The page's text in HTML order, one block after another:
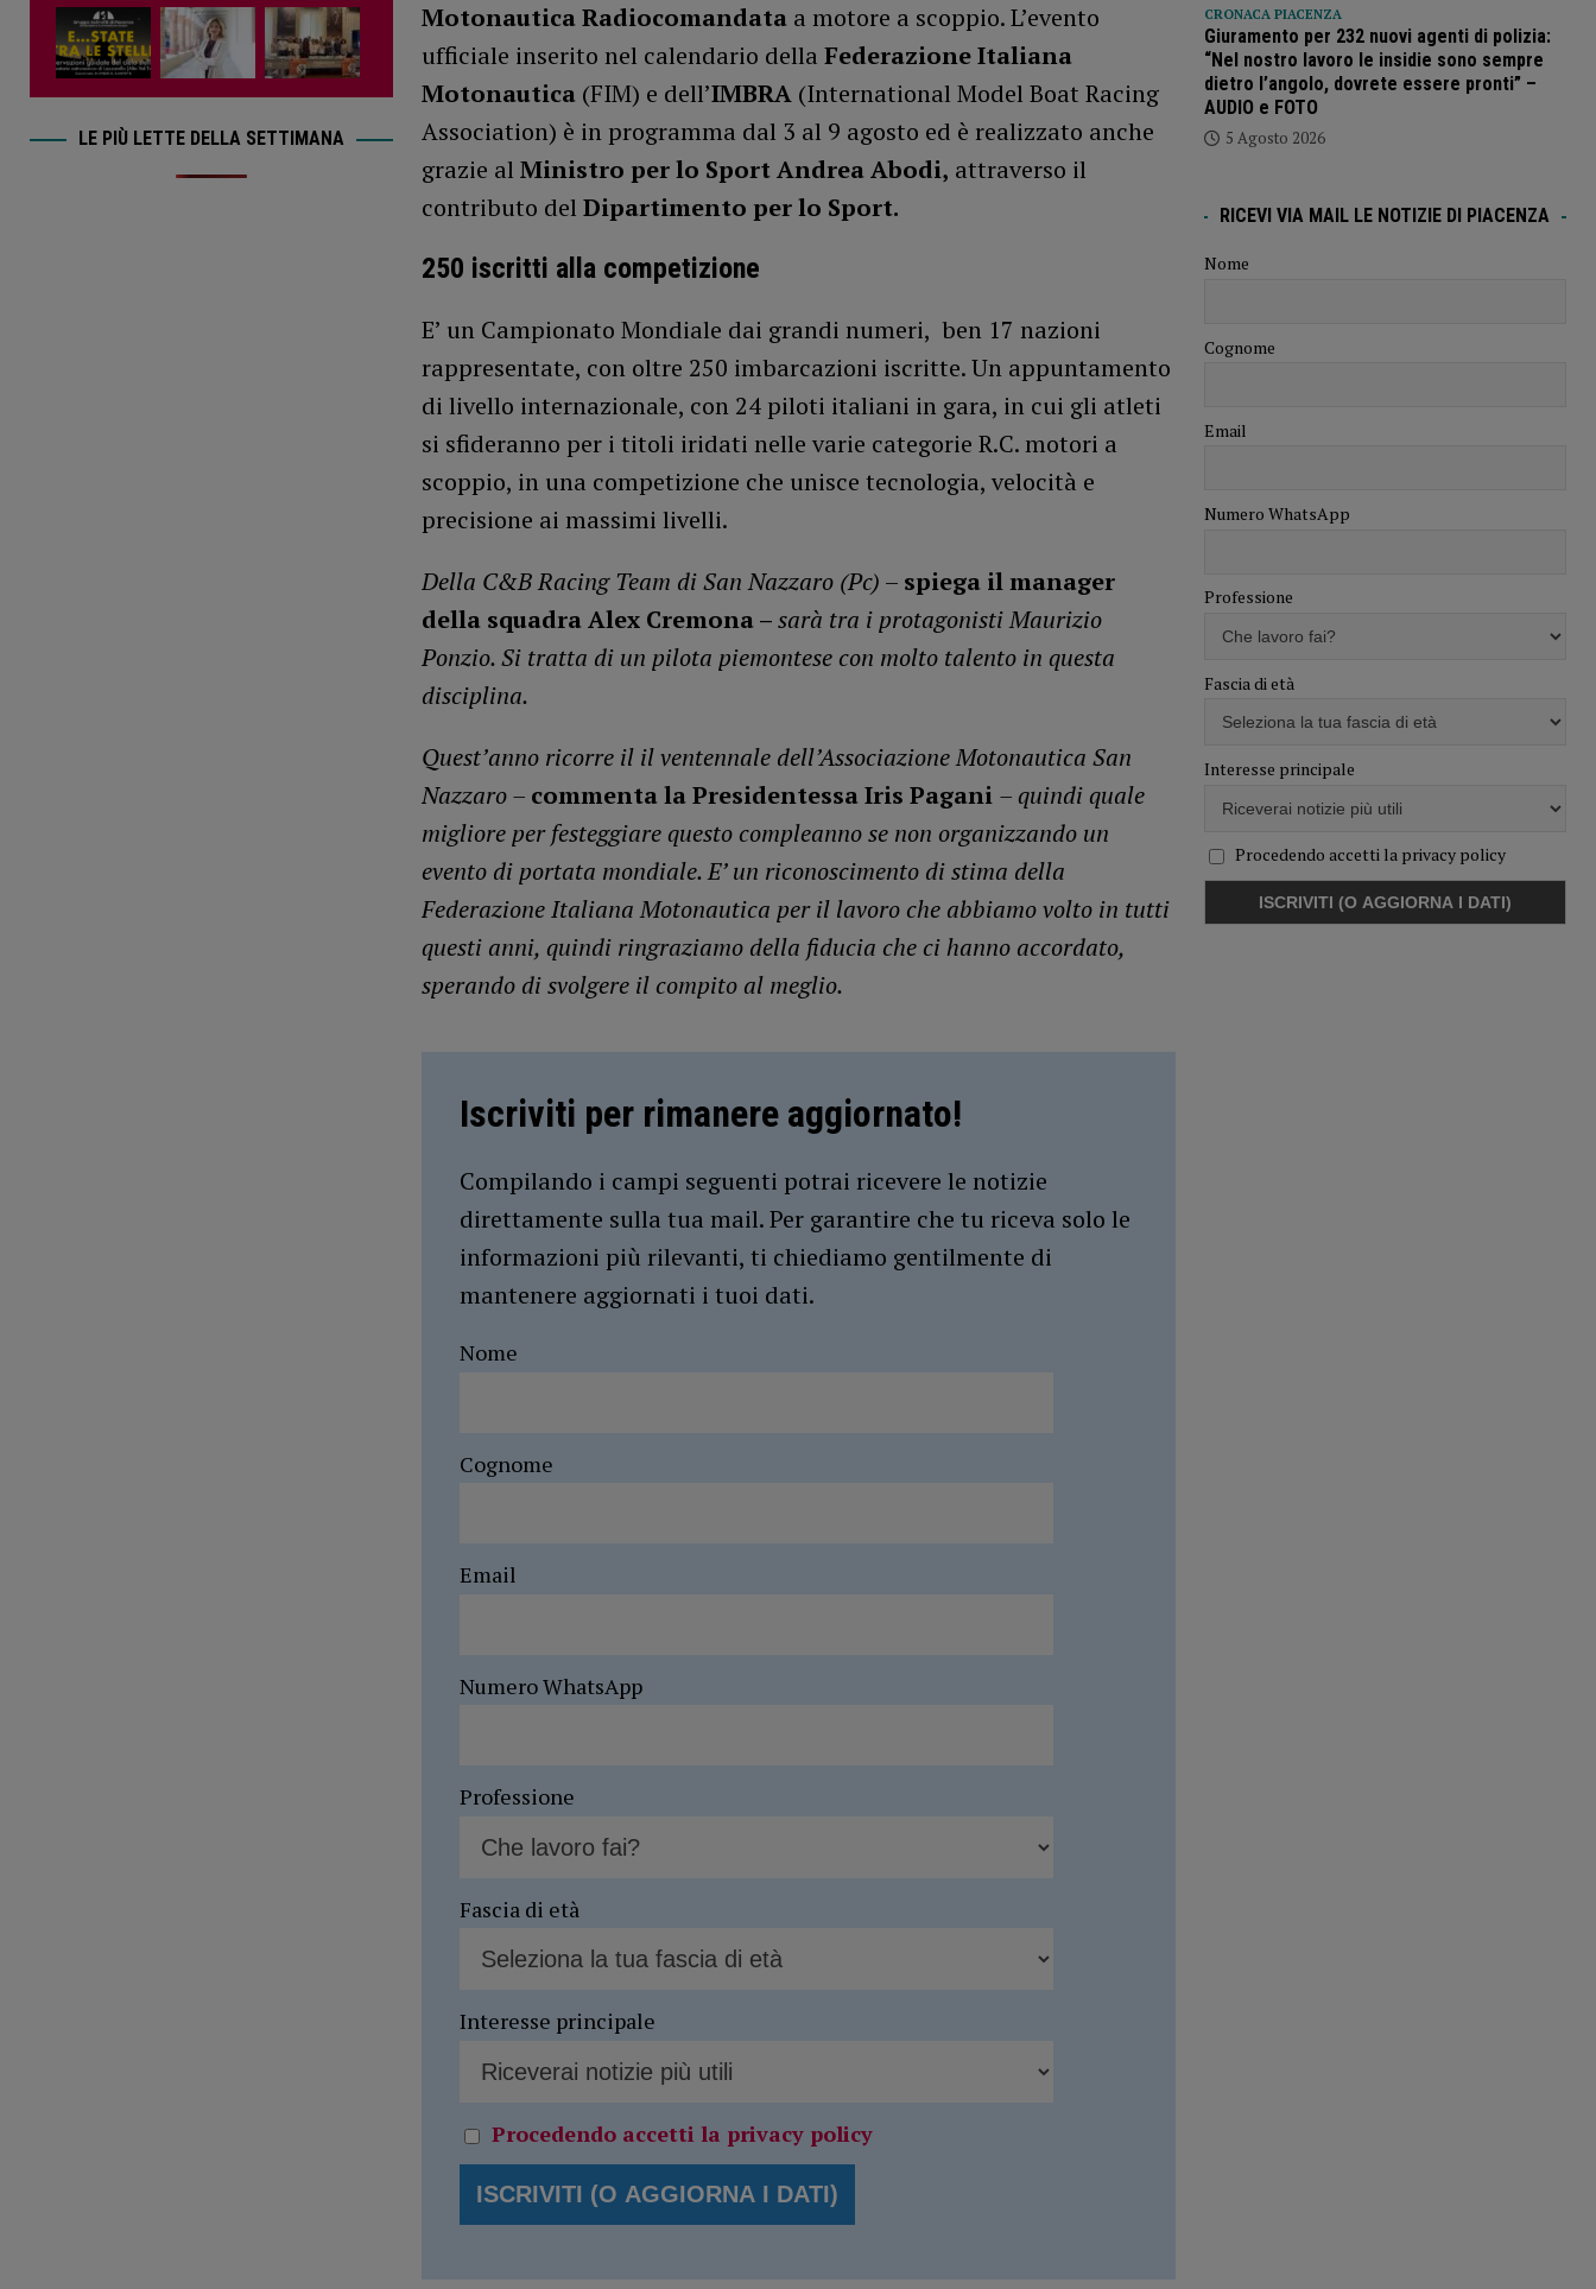
Motonautica Radiocomandataa motore a scoppio. L’evento
ufficiale inserito nel calendario della Federazione Italiana
Motonautica (FIM) e dell’IMBRA (International Model Boat Racing
Association) è in programma dal 3 al 9 agosto ed è realizzato anche
grazie al Ministro per lo Sport Andrea Abodi, attraverso il
contributo del Dipartimento per lo Sport.
250 iscritti alla competizione
E’ un Campionato Mondiale dai grandi numeri, ben 17 nazioni
rappresentate, con oltre 250 imbarcazioni iscritte. Un appuntamento
di livello internazionale, con 24 piloti italiani in gara, in cui gli atleti
si sfideranno per i titoli iridati nelle varie categorie R.C. motori a
scoppio, in una competizione che unisce tecnologia, velocità e
precisione ai massimi livelli.
Della C&B Racing Team di San Nazzaro (Pc) – spiega il manager
della squadra Alex Cremona –sarà tra i protagonisti Maurizio
Ponzio. Si tratta di un pilota piemontese con molto talento in questa
disciplina.
Quest’anno ricorre il il ventennale dell’Associazione Motonautica San
Nazzaro – commenta la Presidentessa Iris Pagani – quindi quale
migliore per festeggiare questo compleanno se non organizzando un
evento di portata mondiale. E’ un riconoscimento di stima della
Federazione Italiana Motonautica per il lavoro che abbiamo volto in tutti
questi anni, quindi ringraziamo della fiducia che ci hanno accordato,
sperando di svolgere il compito al meglio.
Iscriviti per rimanere aggiornato!
Compilando i campi seguenti potrai ricevere le notizie
direttamente sulla tua mail. Per garantire che tu riceva solo le
informazioni più rilevanti, ti chiediamo gentilmente di
mantenere aggiornati i tuoi dati.
Nome
Cognome
Email
Numero WhatsApp
Professione
Fascia di età
Interesse principale
Procedendo accetti la privacy policy
LE PIÙ LETTE DELLA SETTIMANA
CRONACA PIACENZA
Giuramento per 232 nuovi agenti di polizia:
“Nel nostro lavoro le insidie sono sempre
dietro l’angolo, dovrete essere pronti” –
AUDIO e FOTO
5 Agosto 2026
RICEVI VIA MAIL LE NOTIZIE DI PIACENZA
Nome
Cognome
Email
Numero WhatsApp
Professione
Fascia di età
Interesse principale
Procedendo accetti la privacy policy